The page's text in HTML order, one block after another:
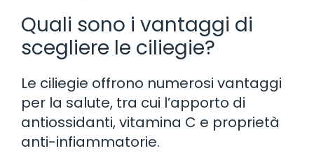
Quali sono i vantaggi di
scegliere le ciliegie?
Le ciliegie offrono numerosi vantaggi
per la salute, tra cui l’apporto di
antiossidanti, vitamina C e proprietà
anti-infiammatorie.